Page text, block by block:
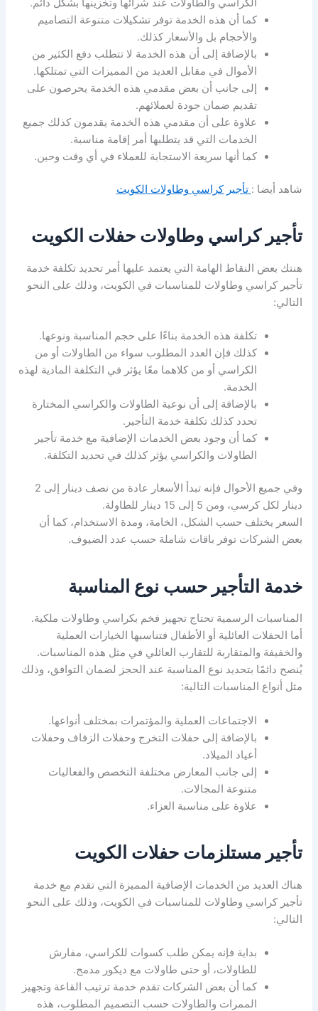
الكراسي والطاولات عند شرائها وتخزينها بشكل دائم.
كما أن هذه الخدمة توفر تشكيلات متنوعة التصاميم
والأحجام بل والأسعار كذلك.
بالإضافة إلى أن هذه الخدمة لا تتطلب دفع الكثير من
الأموال في مقابل العديد من المميزات التي تمتلكها.
إلى جانب أن بعض مقدمي هذه الخدمة يحرصون على
تقديم ضمان جودة لعملائهم.
علاوة على أن مقدمي هذه الخدمة يقدمون كذلك جميع
الخدمات التي قد يتطلبها أمر إقامة مناسبة.
كما أنها سريعة الاستجابة للعملاء في أي وقت وحين.
شاهد أيضا : تأجير كراسي وطاولات الكويت
تأجير كراسي وطاولات حفلات الكويت
هنتك بعض النقاط الهامة التي يعتمد عليها أمر تحديد تكلفة خدمة
تأجير كراسي وطاولات للمناسبات في الكويت، وذلك على النحو
التالي:
تكلفة هذه الخدمة بناءًا على حجم المناسبة ونوعها.
كذلك فإن العدد المطلوب سواء من الطاولات أو من
الكراسي أو من كلاهما معًا يؤثر في التكلفة المادية لهذه
الخدمة.
بالإضافة إلى أن نوعية الطاولات والكراسي المختارة
تحدد كذلك تكلفة خدمة التأجير.
كما أن وجود بعض الخدمات الإضافية مع خدمة تأجير
الطاولات والكراسي يؤثر كذلك في تحديد التكلفة.
وفي جميع الأحوال فإنه تبدأ الأسعار عادة من نصف دينار إلى 2
دينار لكل كرسي، ومن 5 إلى 15 دينار للطاولة.
السعر يختلف حسب الشكل، الخامة، ومدة الاستخدام، كما أن
بعض الشركات توفر باقات شاملة حسب عدد الضيوف.
خدمة التأجير حسب نوع المناسبة
المناسبات الرسمية تحتاج تجهيز فخم بكراسي وطاولات ملكية.
أما الحفلات العائلية أو الأطفال فتناسبها الخيارات العملية
والخفيفة والمتقاربة للتقارب العائلي في مثل هذه المناسبات.
يُنصح دائمًا بتحديد نوع المناسبة عند الحجز لضمان التوافق، وذلك
مثل أنواع المناسبات التالية:
الاجتماعات العملية والمؤتمرات بمختلف أنواعها.
بالإضافة إلى حفلات التخرج وحفلات الزفاف وحفلات
أعياد الميلاد.
إلى جانب المعارض مختلفة التخصص والفعاليات
متنوعة المجالات.
علاوة على مناسبة العزاء.
تأجير مستلزمات حفلات الكويت
هناك العديد من الخدمات الإضافية المميزة التي تقدم مع خدمة
تأجير كراسي وطاولات للمناسبات في الكويت، وذلك على النحو
التالي:
بداية فإنه يمكن طلب كسوات للكراسي، مفارش
للطاولات، أو حتى طاولات مع ديكور مدمج.
كما أن بعض الشركات تقدم خدمة ترتيب القاعة وتجهيز
الممرات والطاولات حسب التصميم المطلوب، هذه